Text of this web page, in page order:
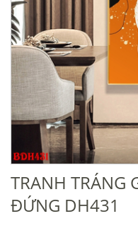
TRANH TRÁNG
ĐỨNG DH431